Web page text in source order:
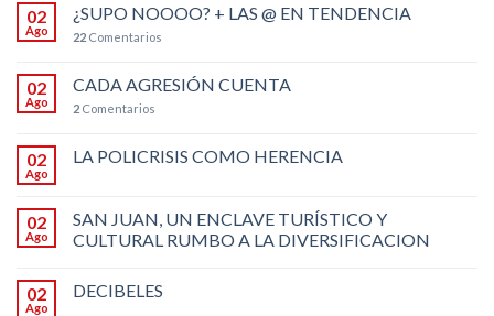
02
Ago
¿SUPO NOOOO? + LAS @ EN TENDENCIA
22 Comentarios
02
Ago
CADA AGRESIÓN CUENTA
2 Comentarios
02
Ago
LA POLICRISIS COMO HERENCIA
02
Ago
SAN JUAN, UN ENCLAVE TURÍSTICO Y
CULTURAL RUMBO A LA DIVERSIFICACION
02
Ago
DECIBELES